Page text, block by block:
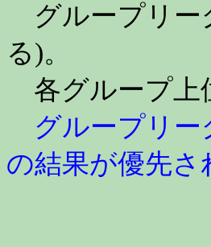
グループリー
る)。
各グループ上
グループリー
の結果が優先さ